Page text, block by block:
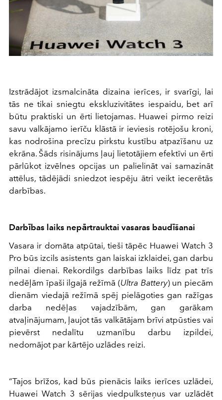
Izstrādājot izsmalcināta dizaina ierīces, ir svarīgi, lai
tās ne tikai sniegtu ekskluzivitātes iespaidu, bet arī
būtu praktiski un ērti lietojamas. Huawei pirmo reizi
savu valkājamo ierīču klāstā ir ieviesis rotējošu kroni,
kas nodrošina precīzu pirkstu kustību atpazīšanu uz
ekrāna. Šāds risinājums ļauj lietotājiem efektīvi un ērti
pārlūkot izvēlnes opcijas un palielināt vai samazināt
attēlus, tādējādi sniedzot iespēju ātri veikt iecerētās
darbības.
Darbības laiks nepārtrauktai vasaras baudīšanai
Vasara ir domāta atpūtai, tieši tāpēc Huawei Watch 3
Pro būs izcils asistents gan laiskai izklaidei, gan darbu
pilnai dienai. Rekordilgs darbības laiks līdz pat trīs
nedēļām īpaši ilgajā režīmā (Ultra Battery) un piecām
dienām viedajā režīmā spēj pielāgoties gan ražīgas
darba nedēļas vajadzībām, gan garākam
atvaļinājumam, ļaujot tās valkātājam brīvi atpūsties vai
pievērst nedalītu uzmanību darbu izpildei,
nedomājot par kārtējo uzlādes reizi.
“Tajos brīžos, kad būs pienācis laiks ierīces uzlādei,
Huawei Watch 3 sērijas viedpulksteņus var uzlādēt